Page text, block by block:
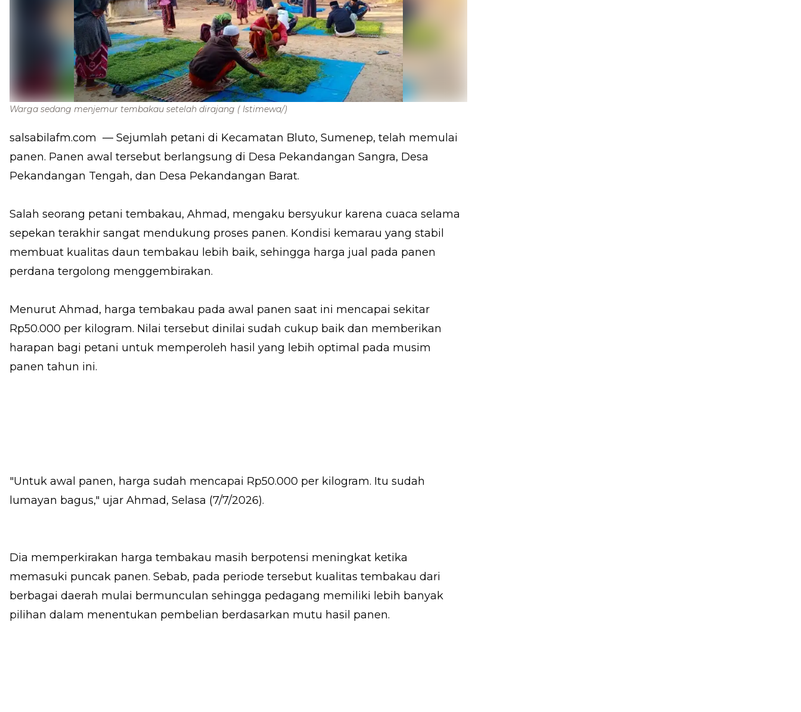
Warga sedang menjemur tembakau setelah dirajang ( Istimewa/)
salsabilafm.com — Sejumlah petani di Kecamatan Bluto, Sumenep, telah memulai
panen. Panen awal tersebut berlangsung di Desa Pekandangan Sangra, Desa
Pekandangan Tengah, dan Desa Pekandangan Barat.
Salah seorang petani tembakau, Ahmad, mengaku bersyukur karena cuaca selama
sepekan terakhir sangat mendukung proses panen. Kondisi kemarau yang stabil
membuat kualitas daun tembakau lebih baik, sehingga harga jual pada panen
perdana tergolong menggembirakan.
Menurut Ahmad, harga tembakau pada awal panen saat ini mencapai sekitar
Rp50.000 per kilogram. Nilai tersebut dinilai sudah cukup baik dan memberikan
harapan bagi petani untuk memperoleh hasil yang lebih optimal pada musim
panen tahun ini.
"Untuk awal panen, harga sudah mencapai Rp50.000 per kilogram. Itu sudah
lumayan bagus," ujar Ahmad, Selasa (7/7/2026).
Dia memperkirakan harga tembakau masih berpotensi meningkat ketika
memasuki puncak panen. Sebab, pada periode tersebut kualitas tembakau dari
berbagai daerah mulai bermunculan sehingga pedagang memiliki lebih banyak
pilihan dalam menentukan pembelian berdasarkan mutu hasil panen.